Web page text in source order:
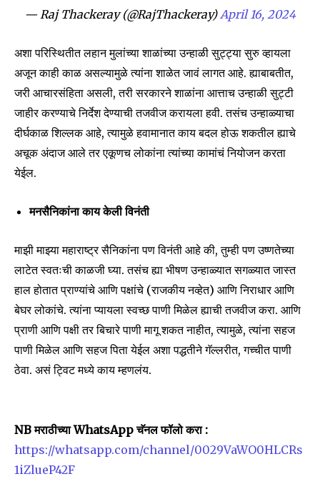
Join our community of
conversation.
To subscribe, simply enter your email address on our website
or click the subscribe button below. Don't worry, we respect
your privacy and won't spam your inbox. Your information is
safe with us.
I've read and accept the
6,300
Fans Followers
75
Followers
— Raj Thackeray (@RajThackeray)April 16, 2024
अशा परिस्थितीत लहान मुलांच्या शाळांच्या उन्हाळी सुट्ट्या सुरु व्हायला
अजून काही काळ असल्यामुळे त्यांना शाळेत जावं लागत आहे. ह्याबाबतीत,
जरी आचारसंहिता असली, तरी सरकारने शाळांना आत्ताच उन्हाळी सुट्टी
जाहीर करण्याचे निर्देश देण्याची तजवीज करायला हवी. तसंच उन्हाळ्याचा
दीर्घकाळ शिल्लक आहे, त्यामुळे हवामानात काय बदल होऊ शकतील ह्याचे
अचूक अंदाज आले तर एकूणच लोकांना त्यांच्या कामांचं नियोजन करता
येईल.
मनसैनिकांना काय केली विनंती
माझी माझ्या महाराष्ट्र सैनिकांना पण विनंती आहे की, तुम्ही पण उष्णतेच्या
लाटेत स्वतःची काळजी घ्या. तसंच ह्या भीषण उन्हाळ्यात सगळ्यात जास्त
हाल होतात प्राण्यांचे आणि पक्षांचे (राजकीय नव्हेत) आणि निराधार आणि
बेघर लोकांचे. त्यांना प्यायला स्वच्छ पाणी मिळेल ह्याची तजवीज करा. आणि
प्राणी आणि पक्षी तर बिचारे पाणी मागू शकत नाहीत, त्यामुळे, त्यांना सहज
पाणी मिळेल आणि सहज पिता येईल अशा पद्धतीने गॅल्लरीत, गच्चीत पाणी
ठेवा. असं ट्विट मध्ये काय म्हणलंय.
NB मराठीच्या WhatsApp चॅनल फॉलो करा :
https://whatsapp.com/channel/0029VaWO0HLCRs
1iZlueP42F